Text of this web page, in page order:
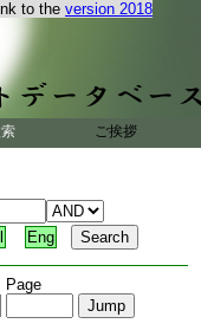
to the version 2018
ご挨拶
Eng
Page